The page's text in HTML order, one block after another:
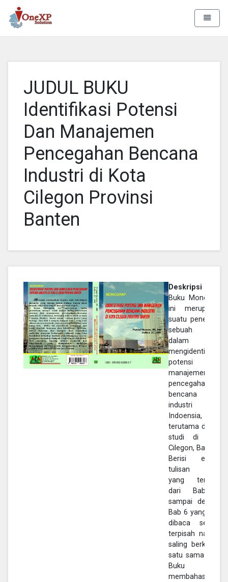
Toggle
JUDUL BUKU
Identifikasi Potensi
Dan Manajemen
Pencegahan Bencana
Industri di Kota
Cilegon Provinsi
Banten
Deskripsi :
Buku Monograf
ini merupakan
suatu penelitian
sebuah studi
dalam
mengidentifikasi
potensi dan
manajemen
pencegahan
bencana
industri di
Indoensia,
terutama dalam
studi di kota
Cilegon, Banten
Berisi enam
tulisan judul
yang terbagi
dari Bab 1
sampai dengan
Bab 6 yang bisa
dibaca secara
terpisah namun
saling berkaitan
satu sama lain.
Buku ini
membahas